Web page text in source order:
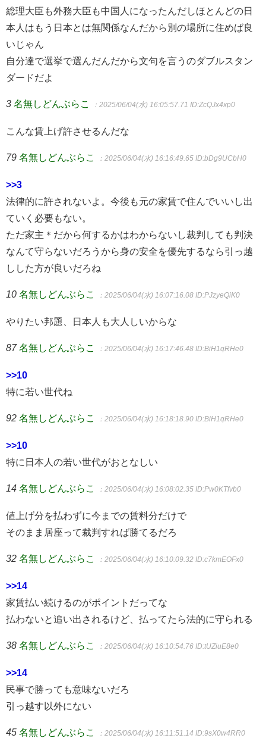
総理大臣も外務大臣も中国人になったんだしほとんどの日
本人はもう日本とは無関係なんだから別の場所に住めば良
いじゃん
自分達で選挙で選んだんだから文句を言うのダブルスタン
ダードだよ
3 名無しどんぶらこ ：2025/06/04(水) 16:05:57.71 ID:ZcQJx4xp0
こんな賃上げ許させるんだな
79 名無しどんぶらこ ：2025/06/04(水) 16:16:49.65 ID:bDg9UCbH0
>>3
法律的に許されないよ。今後も元の家賃で住んでいいし出
ていく必要もない。
ただ家主＊だから何するかはわからないし裁判しても判決
なんて守らないだろうから身の安全を優先するなら引っ越
しした方が良いだろね
10 名無しどんぶらこ ：2025/06/04(水) 16:07:16.08 ID:PJzyeQiK0
やりたい邦題、日本人も大人しいからな
87 名無しどんぶらこ ：2025/06/04(水) 16:17:46.48 ID:BiH1qRHe0
>>10
特に若い世代ね
92 名無しどんぶらこ ：2025/06/04(水) 16:18:18.90 ID:BiH1qRHe0
>>10
特に日本人の若い世代がおとなしい
14 名無しどんぶらこ ：2025/06/04(水) 16:08:02.35 ID:Pw0KTfvb0
値上げ分を払わずに今までの賃料分だけで
そのまま居座って裁判すれば勝てるだろ
32 名無しどんぶらこ ：2025/06/04(水) 16:10:09.32 ID:c7kmEOFx0
>>14
家賃払い続けるのがポイントだってな
払わないと追い出されるけど、払ってたら法的に守られる
38 名無しどんぶらこ ：2025/06/04(水) 16:10:54.76 ID:tUZiuE8e0
>>14
民事で勝っても意味ないだろ
引っ越す以外にない
45 名無しどんぶらこ ：2025/06/04(水) 16:11:51.14 ID:9sX0w4RR0